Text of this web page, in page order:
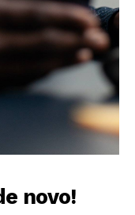
novo!